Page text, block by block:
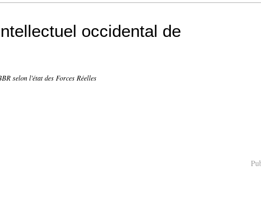
occidental de
selon l'état des Forces Réelles